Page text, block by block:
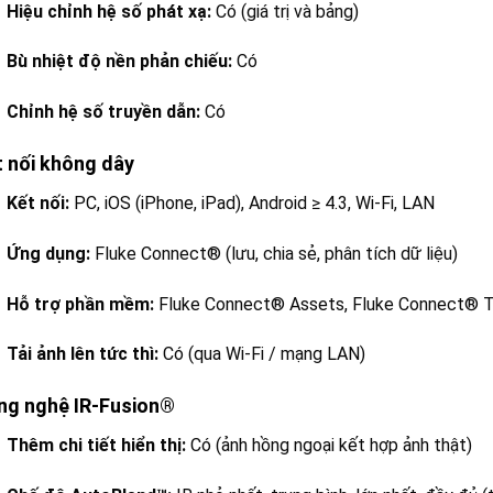
Hiệu chỉnh hệ số phát xạ:Có (giá trị và bảng)
Bù nhiệt độ nền phản chiếu:Có
Chỉnh hệ số truyền dẫn:Có
nối không dây
Kết nối:PC, iOS (iPhone, iPad), Android ≥ 4.3, Wi-Fi, LAN
Ứng dụng:Fluke Connect® (lưu, chia sẻ, phân tích dữ liệu)
Hỗ trợ phần mềm:Fluke Connect® Assets, Fluke Connect®
Tải ảnh lên tức thì:Có (qua Wi-Fi / mạng LAN)
nghệ IR-Fusion®
Thêm chi tiết hiển thị:Có (ảnh hồng ngoại kết hợp ảnh thật)